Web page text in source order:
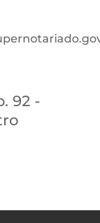
92 -